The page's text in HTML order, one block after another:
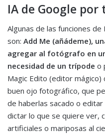
IA de Google
Algunas de las funciones
son: Add Me (añádeme),
agregar al fotógrafo en
necesidad de un trípode o
Magic Edito (editor
buen ojo fotográfico, que
de haberlas sacado o
dictar lo que se quiere ver,
artificiales o mariposas al